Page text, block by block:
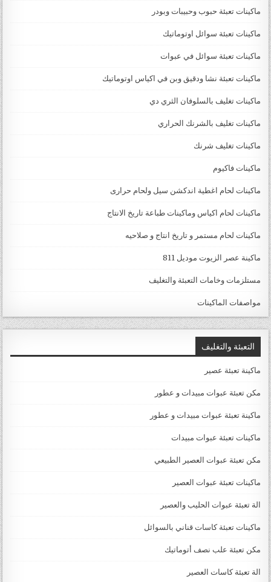
ماكينات تعبئة حبوب وحبيبات وبودر
ماكينات تعبئة سوائل اوتوماتيك
ماكينات تعبئة سوائل في عبوات
ماكينات تعبئة نشا ودقيق وبن في اكياس اوتوماتيك
ماكينات تغليف بالسلوفان الثري دي
ماكينات تغليف بالشرنك الحراري
ماكينات تغليف شرنك
ماكينات فاكيوم
ماكينات لحام اغطية اندكشن سيل ولحام حرارى
ماكينات لحام اكياس وماكينات طباعة تاريخ الانتاج
ماكينات لحام مستمر و تاريخ انتاج و صلاحيه
ماكينة عصر الزيوت موديل 811
مستلزمات وخامات التعبئة والتغليف
مواصفات الماكينات
التعبئة والتغليف
ماكينة تعبئة عصير
مكن تعبئة عبوات مبيدات و عطور
ماكينة تعبئة عبوات مبيدات و عطور
ماكينات تعبئة عبوات مبيدات
مكن تعبئة عبوات العصير الطبيعي
ماكينات تعبئة عبوات العصير
الة تعبئة عبوات الحليب والعصير
ماكينات تعبئة كاسات قناني بالسوائل
مكن تعبئة علب نصف أتوماتيك
الة تعبئة كاسات العصير